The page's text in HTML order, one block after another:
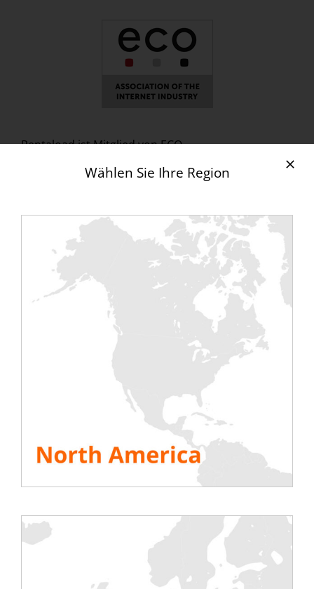
Rentaload ist Mitglied von ECO.
(https://international.eco.de) Europas größter
maßgeblich die Evolution des Internets
vorangetrieben, neue Technologien
vorangetrieben, Rahmenbedingungen geschaffen
und die Interessen seiner Mitglieder in Politik und
internationalen Gremien vertreten. Die Leitthemen
von eco sind die Verlässlichkeit und Stärkung der
digitalen Infrastruktur, Sicherheit und Vertrauen in
die Informationstechnologie sowie eine ethisch
orientierte Digitalisierung.
https://international.eco.de/
EKKOSENSE
EkkoSense ist ein führender Anbieter von KI- und
VR-basierter Leistungsoptimierungssoftware.
Durch den Einsatz unserer EkkoSoft Critical-
Wählen Sie Ihre Region